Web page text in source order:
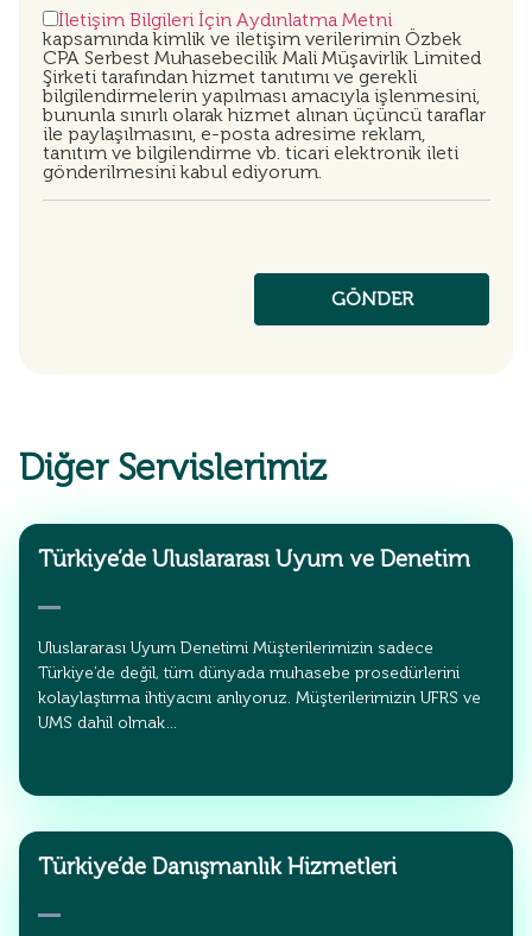
İletişim Bilgileri İçin Aydınlatma Metni
kapsamında kimlik ve iletişim verilerimin Özbek
CPA Serbest Muhasebecilik Mali Müşavirlik Limited
Şirketi tarafından hizmet tanıtımı ve gerekli
bilgilendirmelerin yapılması amacıyla işlenmesini,
bununla sınırlı olarak hizmet alınan üçüncü taraflar
ile paylaşılmasını, e-posta adresime reklam,
tanıtım ve bilgilendirme vb. ticari elektronik ileti
gönderilmesini kabul ediyorum.
Diğer Servislerimiz
Türkiye’de Uluslararası Uyum ve Denetim
Uluslararası Uyum Denetimi Müşterilerimizin sadece
Türkiye’de değil, tüm dünyada muhasebe prosedürlerini
kolaylaştırma ihtiyacını anlıyoruz. Müşterilerimizin UFRS ve
UMS dahil olmak…
Türkiye’de Danışmanlık Hizmetleri